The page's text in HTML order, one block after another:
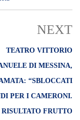
NEXT
TEATRO VITTORIO
DI MESSINA,
“SBLOCCATI
PER I CAMERONI.
RISULTATO FRUTTO